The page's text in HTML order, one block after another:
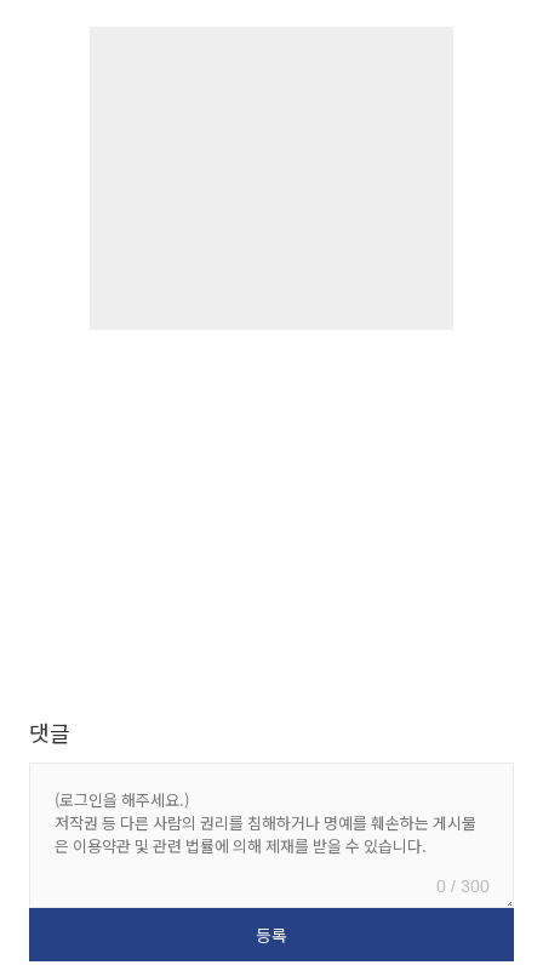
댓글
0 / 300